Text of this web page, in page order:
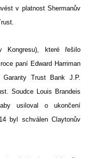
v platnost Shermanův
které řešilo
paní Edward Harriman
Trust Bank J.P.
Soudce Louis Brandeis
aby usiloval o ukončení
byl schválen Claytonův